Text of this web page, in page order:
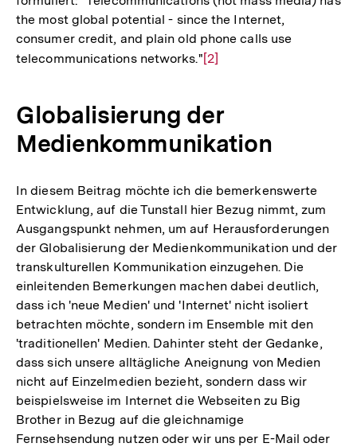
the most global potential - since the Internet,
consumer credit, and plain old phone calls use
telecommunications networks."Zur
Fußnote
[2]
Globalisierung der
Medienkommunikation
In diesem Beitrag möchte ich die bemerkenswerte
Entwicklung, auf die Tunstall hier Bezug nimmt, zum
Ausgangspunkt nehmen, um auf Herausforderungen
der Globalisierung der Medienkommunikation und der
transkulturellen Kommunikation einzugehen. Die
einleitenden Bemerkungen machen dabei deutlich,
dass ich 'neue Medien' und 'Internet' nicht isoliert
betrachten möchte, sondern im Ensemble mit den
'traditionellen' Medien. Dahinter steht der Gedanke,
dass sich unsere alltägliche Aneignung von Medien
nicht auf Einzelmedien bezieht, sondern dass wir
beispielsweise im Internet die Webseiten zu Big
Brother in Bezug auf die gleichnamige
Fernsehsendung nutzen oder wir uns per E-Mail oder